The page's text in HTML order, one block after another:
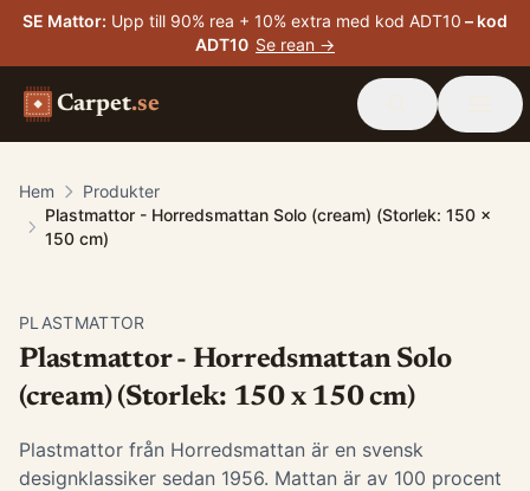
SE Mattor: Upp till 90% rea + 10% extra med kod ADT10 – kod
ADT10 Se rean →
Carpet.se
Hem
Produkter
Plastmattor - Horredsmattan Solo (cream) (Storlek: 150 x
150 cm)
PLASTMATTOR
Plastmattor - Horredsmattan Solo
(cream) (Storlek: 150 x 150 cm)
Plastmattor från Horredsmattan är en svensk
designklassiker sedan 1956. Mattan är av 100 procent